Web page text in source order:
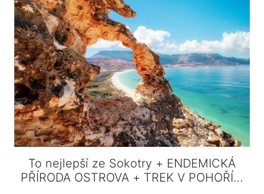
To nejlepší ze Sokotry + ENDEMICKÁ
PŘÍRODA OSTROVA + TREK V POHOŘÍ…